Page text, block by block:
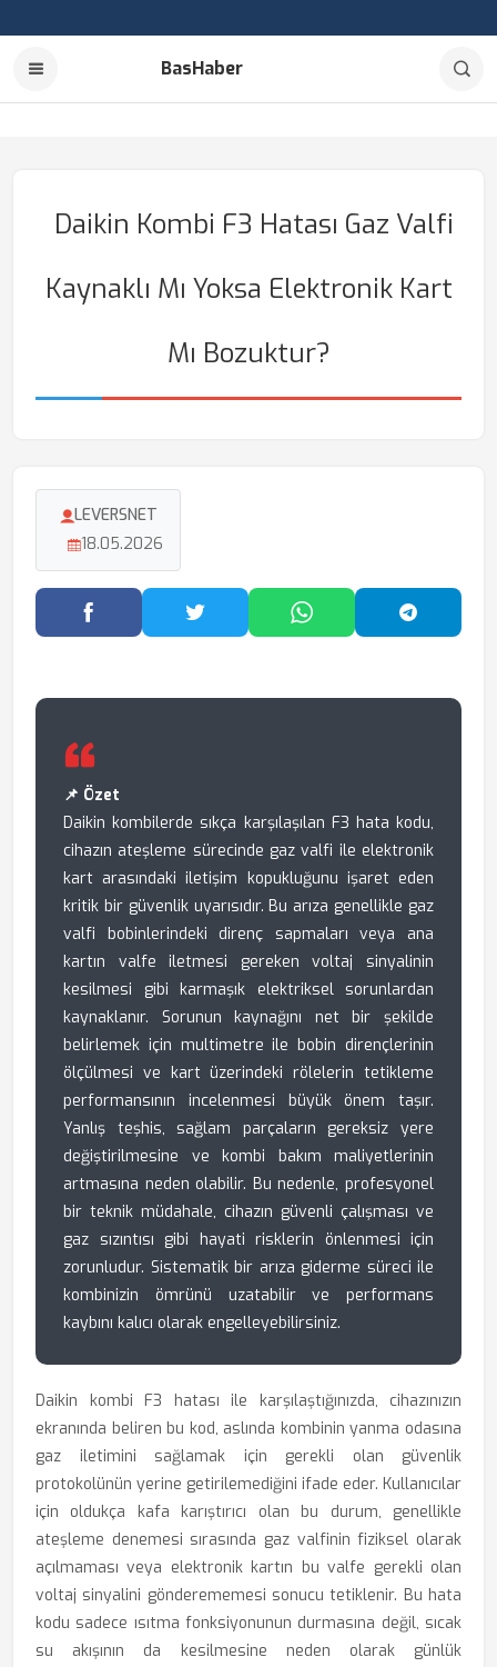
BasHaber
Daikin Kombi F3 Hatası Gaz Valfi
Kaynaklı Mı Yoksa Elektronik Kart
Mı Bozuktur?
LEVERSNET
18.05.2026
Facebook'ta PaylaşTwitter'da PaylaşWhatsApp'ta Paylaş
📌 Özet
Daikin kombilerde sıkça karşılaşılan F3 hata kodu,
cihazın ateşleme sürecinde gaz valfi ile elektronik
kart arasındaki iletişim kopukluğunu işaret eden
kritik bir güvenlik uyarısıdır. Bu arıza genellikle gaz
valfi bobinlerindeki direnç sapmaları veya ana
kartın valfe iletmesi gereken voltaj sinyalinin
kesilmesi gibi karmaşık elektriksel sorunlardan
kaynaklanır. Sorunun kaynağını net bir şekilde
belirlemek için multimetre ile bobin dirençlerinin
ölçülmesi ve kart üzerindeki rölelerin tetikleme
performansının incelenmesi büyük önem taşır.
Yanlış teşhis, sağlam parçaların gereksiz yere
değiştirilmesine ve kombi bakım maliyetlerinin
artmasına neden olabilir. Bu nedenle, profesyonel
bir teknik müdahale, cihazın güvenli çalışması ve
gaz sızıntısı gibi hayati risklerin önlenmesi için
zorunludur. Sistematik bir arıza giderme süreci ile
kombinizin ömrünü uzatabilir ve performans
kaybını kalıcı olarak engelleyebilirsiniz.
Daikin kombi F3 hatası ile karşılaştığınızda, cihazınızın
ekranında beliren bu kod, aslında kombinin yanma odasına
gaz iletimini sağlamak için gerekli olan güvenlik
protokolünün yerine getirilemediğini ifade eder. Kullanıcılar
için oldukça kafa karıştırıcı olan bu durum, genellikle
ateşleme denemesi sırasında gaz valfinin fiziksel olarak
açılmaması veya elektronik kartın bu valfe gerekli olan
voltaj sinyalini gönderememesi sonucu tetiklenir. Bu hata
kodu sadece ısıtma fonksiyonunun durmasına değil, sıcak
su akışının da kesilmesine neden olarak günlük